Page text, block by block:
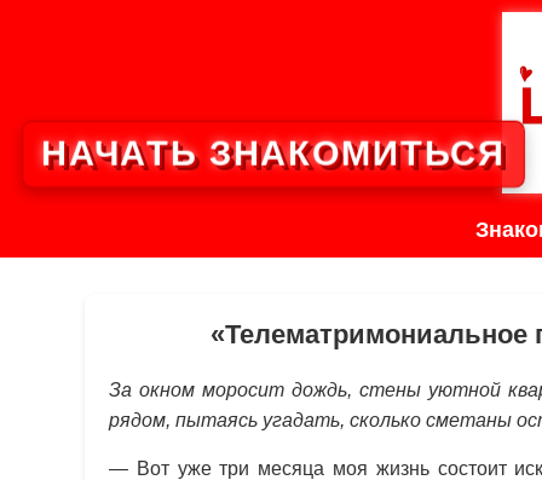
«Телематримониальное
За окном моросит дождь, стены уютной
рядом, пытаясь угадать, сколько сметаны
— Вот уже три месяца моя жизнь состоит
НАЧАТЬ ЗНАКОМИТЬСЯ